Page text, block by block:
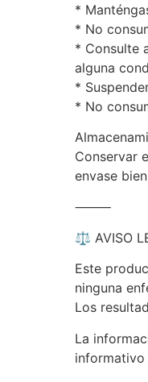
*
* No
* Consulte
alguna
*
* No
Conservar
envase
⸻
⚖️ AVISO
Este
ninguna
Los
La
informativo